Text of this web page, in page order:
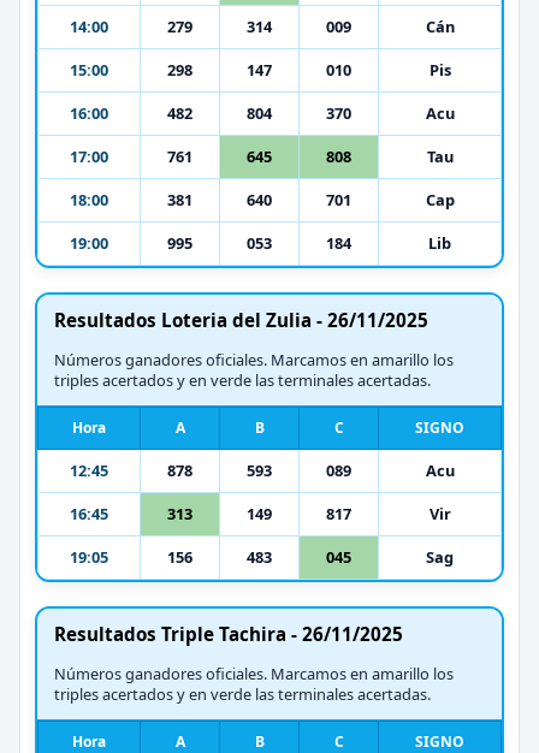
14:00
279 314 009
Cán
15:00
298 147 010
Pis
16:00
482 804 370
Acu
17:00
761 645 808
Tau
18:00
381 640 701
Cap
19:00
995 053 184 Lib
Resultados Loteria del Zulia - 26/11/2025
Números ganadores oficiales. Marcamos en amarillo los
triples acertados y en verde las terminales acertadas.
Hora A B C SIGNO
12:45 878 593 089
Acu
16:45
313 149 817
Vir
19:05
156 483 045 Sag
Resultados Triple Tachira - 26/11/2025
Números ganadores oficiales. Marcamos en amarillo los
triples acertados y en verde las terminales acertadas.
Hora A B C SIGNO